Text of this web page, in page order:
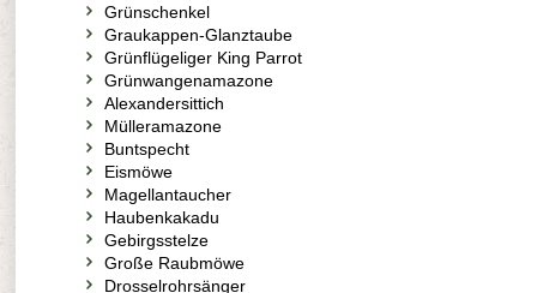
Grünschenkel
Graukappen-Glanztaube
Grünflügeliger King Parrot
Grünwangenamazone
Alexandersittich
Mülleramazone
Buntspecht
Eismöwe
Magellantaucher
Haubenkakadu
Gebirgsstelze
Große Raubmöwe
Drosselrohrsänger